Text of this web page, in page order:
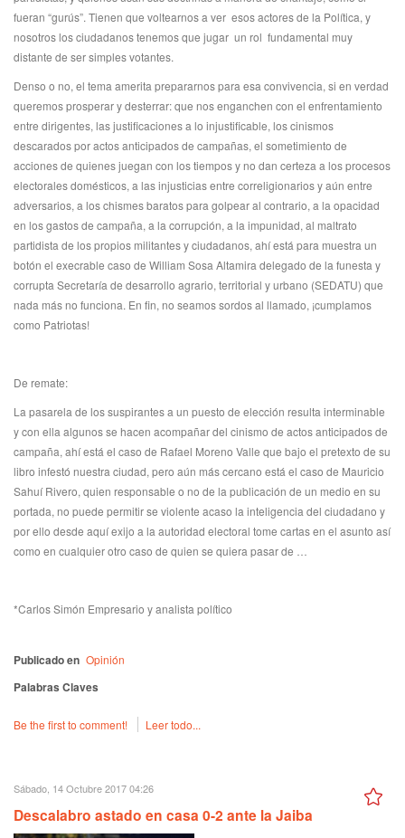
fueran “gurús”. Tienen que voltearnos a ver esos actores de la Política, y
nosotros los ciudadanos tenemos que jugar un rol fundamental muy
distante de ser simples votantes.
Denso o no, el tema amerita prepararnos para esa convivencia, si en verdad
queremos prosperar y desterrar: que nos enganchen con el enfrentamiento
entre dirigentes, las justificaciones a lo injustificable, los cinismos
descarados por actos anticipados de campañas, el sometimiento de
acciones de quienes juegan con los tiempos y no dan certeza a los procesos
electorales domésticos, a las injusticias entre correligionarios y aún entre
adversarios, a los chismes baratos para golpear al contrario, a la opacidad
en los gastos de campaña, a la corrupción, a la impunidad, al maltrato
partidista de los propios militantes y ciudadanos, ahí está para muestra un
botón el execrable caso de William Sosa Altamira delegado de la funesta y
corrupta Secretaría de desarrollo agrario, territorial y urbano (SEDATU) que
nada más no funciona. En fin, no seamos sordos al llamado, ¡cumplamos
como Patriotas!
De remate:
La pasarela de los suspirantes a un puesto de elección resulta interminable
y con ella algunos se hacen acompañar del cinismo de actos anticipados de
campaña, ahí está el caso de Rafael Moreno Valle que bajo el pretexto de su
libro infestó nuestra ciudad, pero aún más cercano está el caso de Mauricio
Sahuí Rivero, quien responsable o no de la publicación de un medio en su
portada, no puede permitir se violente acaso la inteligencia del ciudadano y
por ello desde aquí exijo a la autoridad electoral tome cartas en el asunto así
como en cualquier otro caso de quien se quiera pasar de …
*Carlos Simón Empresario y analista político
Publicado en Opinión
Palabras Claves
Be the first to comment! Leer todo...
Sábado, 14 Octubre 2017 04:26
Descalabro astado en casa 0-2 ante la Jaiba